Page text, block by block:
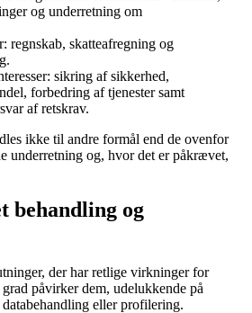
og underretning om
regnskab, skatteafregning og
sikring af sikkerhed,
forbedring af tjenester samt
af retskrav.
ikke til andre formål end de ovenfor
underretning og, hvor det er påkrævet,
behandling og
der har retlige virkninger for
påvirker dem, udelukkende på
eller profilering.